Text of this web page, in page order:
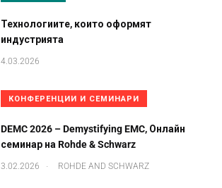
Технологиите, които оформят
индустрията
4.03.2026
КОНФЕРЕНЦИИ И СЕМИНАРИ
DEMC 2026 – Demystifying EMC, Онлайн
семинар на Rohde & Schwarz
3.02.2026 . ROHDE AND SCHWARZ